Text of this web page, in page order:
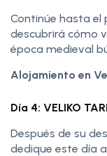
Continúe hasta el
descubrirá cómo
época medieval
Alojamiento en
Día 4: VELIKO
Después de su
dedique este día